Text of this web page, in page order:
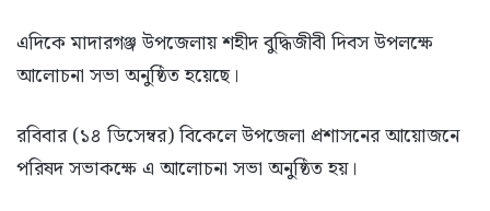
এদিকে মাদারগঞ্জ উপজেলায় শহীদ বুদ্ধিজীবী দিবস উপলক্ষে
আলোচনা সভা অনুষ্ঠিত হয়েছে।
রবিবার (১৪ ডিসেম্বর) বিকেলে উপজেলা প্রশাসনের আয়োজনে
পরিষদ সভাকক্ষে এ আলোচনা সভা অনুষ্ঠিত হয়।